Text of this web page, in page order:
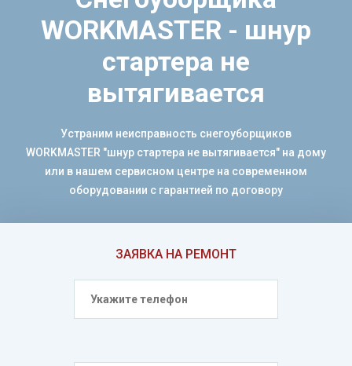
ЗАЯВКА НА РЕМОНТ
WORKMASTER - шнур
стартера не
вытягивается
Устраним неисправность снегоуборщиков
WORKMASTER "шнур стартера не вытягивается" на дому
или в нашем сервисном центре на современном
оборудовании с гарантией по договору